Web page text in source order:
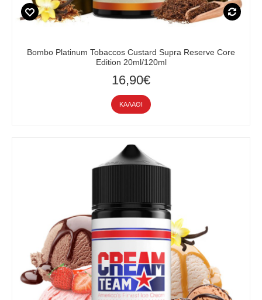
Bombo Platinum Tobaccos Custard Supra Reserve Core
Edition 20ml/120ml
16,90€
ΚΑΛΆΘΙ